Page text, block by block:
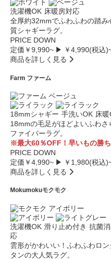
洗濯機OK 床暖房対応
全厚約32mmでふわふわの踏
質シャギーラグ。
PRICE DOWN
定価￥9,990~ ▶ ￥4,990(税込
商品を詳しく見る
Farm ファーム
18mmシャギー 手洗いOK 床
18mmの毛足がほどよいふわ
ファイバーラグ。
※最大60％OFF！早いもの勝ち
PRICE DOWN
定価￥4,990~ ▶ ￥1,980(税込
商品を詳しく見る
Mokumokuモクモク
洗濯機OK 滑り止め付き 抗菌
応
雲形がかわいい！ふわふわロ
タンの大人気ラグ。